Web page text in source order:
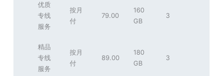
优质
专线
服务
按月
付
79.00
160
GB
3
精品
专线
服务
按月
付
89.00
180
GB
3